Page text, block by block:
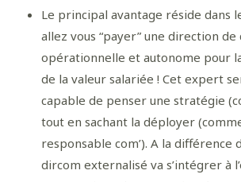
Le principal avantage réside dans
allez vous “payer” une direction
opérationnelle et autonome pour
de la valeur salariée ! Cet expert
capable de penser une stratégie
tout en sachant la déployer
responsable com’). A la différence
dircom externalisé va s’intégrer à